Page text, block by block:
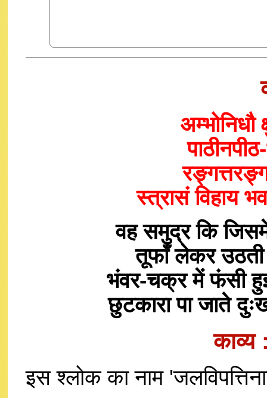
स्त्रासं विहाय
वह समुद्र कि
तूफाँ लेकर उठती
भंवर-चक्र में फंसी
छुटकारा पा जाते
काव्य
इस श्लोक का नाम